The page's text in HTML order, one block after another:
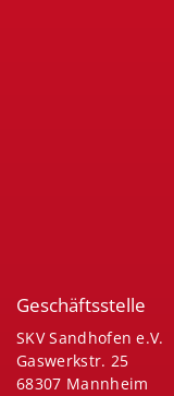
Geschäftsstelle
SKV Sandhofen e.V.
Gaswerkstr. 25
68307 Mannheim